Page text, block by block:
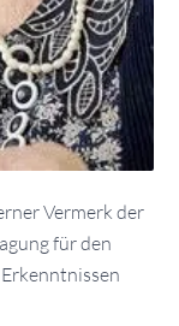
Vermerk der
für den